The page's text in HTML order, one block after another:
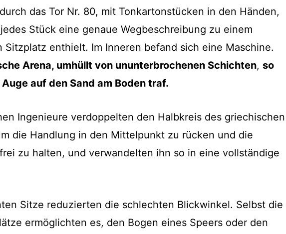
das Tor Nr. 80, mit Tonkartonstücken in den Händen,
Stück eine genaue Wegbeschreibung zu einem
Sitzplatz enthielt. Im Inneren befand sich eine Maschine.
Arena, umhüllt von ununterbrochenen Schichten, so
auf den Sand am Boden traf.
Ingenieure verdoppelten den Halbkreis des griechischen
die Handlung in den Mittelpunkt zu rücken und die
zu halten, und verwandelten ihn so in eine vollständige
Sitze reduzierten die schlechten Blickwinkel. Selbst die
ermöglichten es, den Bogen eines Speers oder den